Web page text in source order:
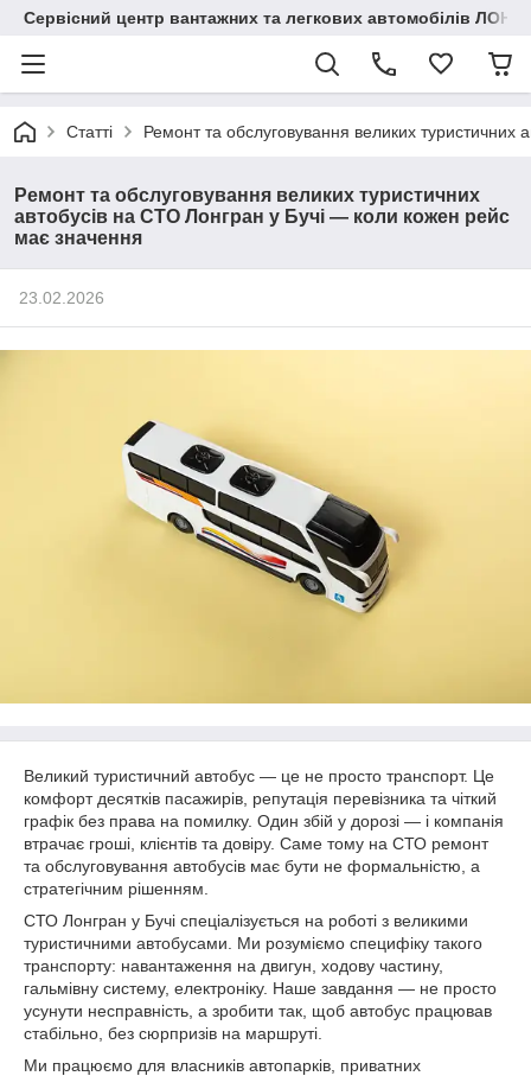
Сервісний центр вантажних та легкових автомобілів
Статті Ремонт та обслуговування великих
Ремонт та обслуговування великих туристичних
автобусів на СТО Лонгран у Бучі — коли кожен рейс
має значення
23.02.2026
Великий туристичний автобус — це не просто транспорт. Це
комфорт десятків пасажирів, репутація перевізника та чіткий
графік без права на помилку. Один збій у дорозі — і компанія
втрачає гроші, клієнтів та довіру. Саме тому на СТО ремонт
та обслуговування автобусів має бути не формальністю, а
стратегічним рішенням.
СТО Лонгран у Бучі спеціалізується на роботі з великими
туристичними автобусами. Ми розуміємо специфіку такого
транспорту: навантаження на двигун, ходову частину,
гальмівну систему, електроніку. Наше завдання — не просто
усунути несправність, а зробити так, щоб автобус працював
стабільно, без сюрпризів на маршруті.
Ми працюємо для власників автопарків, приватних